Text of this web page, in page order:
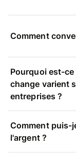
Comment
Pourquoi est-
change varient
entreprises ?
Comment puis-
l'argent ?